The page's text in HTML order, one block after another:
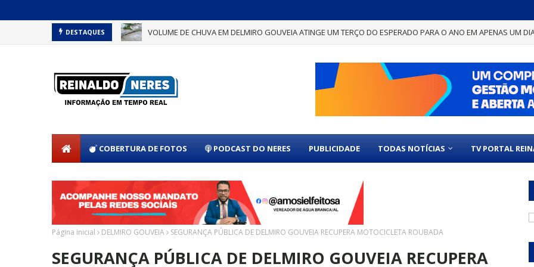
DESTAQUES VOLUME DE CHUVA EM DELMIRO GOUVEIA ATINGE UM TERÇO DO ESPERADO PARA O ANO EM APENAS UM
COBERTURA DE FOTOS PODCAST DO NERES PUBLICIDADE TODAS NOTÍCIAS TV PORTAL
Página inicial DELMIRO GOUVEIA SEGURANÇA PÚBLICA DE DELMIRO GOUVEIA RECUPERA MOTOCICLETA ROUBADA
SEGURANÇA PÚBLICA DE DELMIRO GOUVEIA RECUPERA